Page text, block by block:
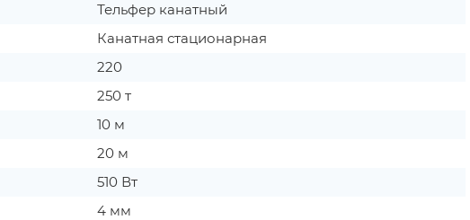
Тельфер канатный
Канатная стационарная
220
250 т
10 м
20 м
510 Вт
4 мм